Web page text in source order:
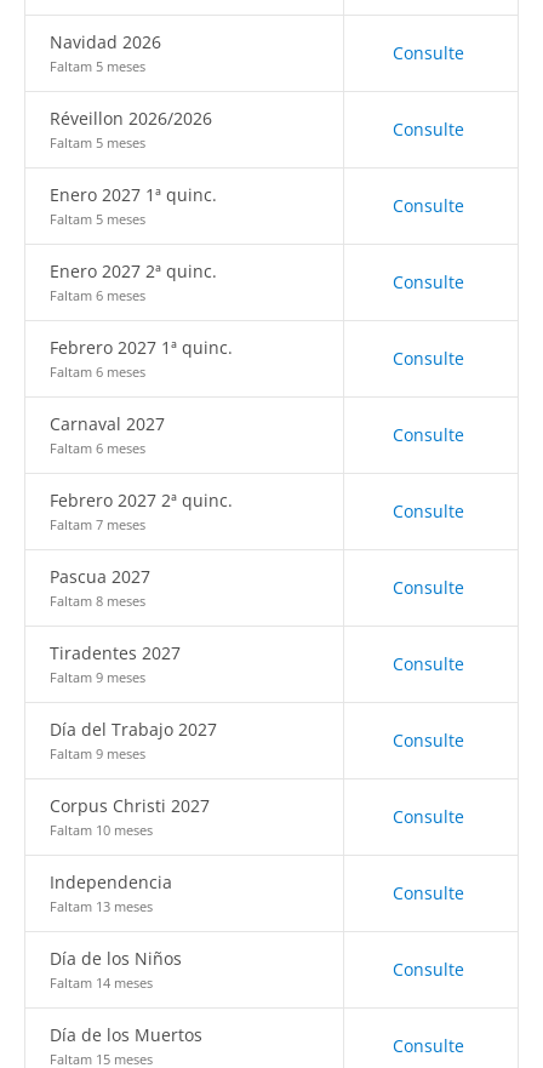
Navidad 2026
Faltam 5 meses
Consulte
Réveillon 2026/2026
Faltam 5 meses
Consulte
Enero 2027 1ª quinc.
Faltam 5 meses
Consulte
Enero 2027 2ª quinc.
Faltam 6 meses
Consulte
Febrero 2027 1ª quinc.
Faltam 6 meses
Consulte
Carnaval 2027
Faltam 6 meses
Consulte
Febrero 2027 2ª quinc.
Faltam 7 meses
Consulte
Pascua 2027
Faltam 8 meses
Consulte
Tiradentes 2027
Faltam 9 meses
Consulte
Día del Trabajo 2027
Faltam 9 meses
Consulte
Corpus Christi 2027
Faltam 10 meses
Consulte
Independencia
Faltam 13 meses
Consulte
Día de los Niños
Faltam 14 meses
Consulte
Día de los Muertos
Faltam 15 meses
Consulte